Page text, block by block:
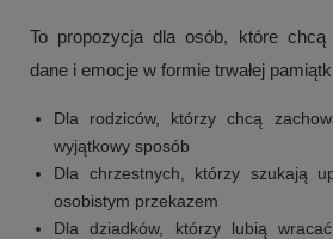
To propozycja dla osób, które chcą
dane i emocje w formie trwałej
Dla rodziców, którzy chcą
wyjątkowy sposób
Dla chrzestnych, którzy szukają
osobistym przekazem
Dla dziadków, którzy lubią